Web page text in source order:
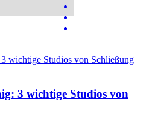
3 wichtige Studios von